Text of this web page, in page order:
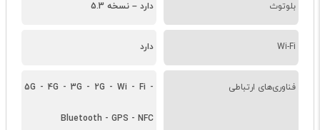
بلوتوث دارد – نسخه 5.3
Wi-Fi دارد
فناوری‌های ارتباطی 5G - 4G - 3G - 2G - Wi - Fi -
Bluetooth - GPS - NFC